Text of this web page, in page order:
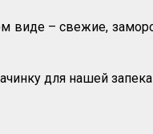
виде – свежие,
для нашей